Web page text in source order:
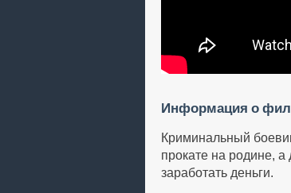
Информация о
Криминальный
прокате на родине,
заработать деньги.